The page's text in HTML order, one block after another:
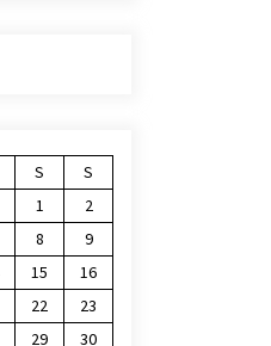
S
S
1
2
8
9
15
16
22
23
29
30